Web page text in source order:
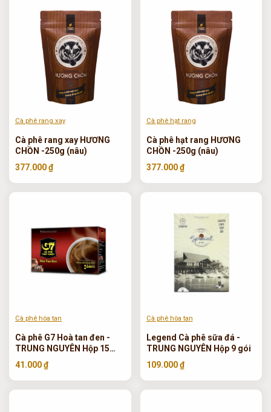
Cà phê rang xay
Cà phê rang xay HƯƠNG
CHỒN -250g (nâu)
377.000 ₫
Cà phê hạt rang
Cà phê hạt rang HƯƠNG
CHỒN -250g (nâu)
377.000 ₫
Cà phê hòa tan
Cà phê G7 Hoà tan đen -
TRUNG NGUYÊN Hộp 15
sachets
41.000 ₫
Cà phê hòa tan
Legend Cà phê sữa đá -
TRUNG NGUYÊN Hộp 9 gói
109.000 ₫